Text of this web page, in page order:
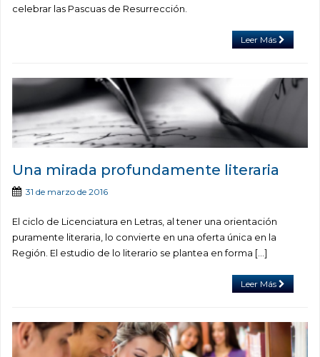
celebrar las Pascuas de Resurrección.
Leer Más
Una mirada profundamente literaria
31 de marzo de 2016
El ciclo de Licenciatura en Letras, al tener una orientación
puramente literaria, lo convierte en una oferta única en la
Región. El estudio de lo literario se plantea en forma […]
Leer Más